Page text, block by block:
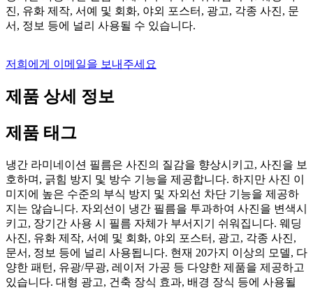
진, 유화 제작, 서예 및 회화, 야외 포스터, 광고, 각종 사진, 문
서, 정보 등에 널리 사용될 수 있습니다.
저희에게 이메일을 보내주세요
제품 상세 정보
제품 태그
냉간 라미네이션 필름은 사진의 질감을 향상시키고, 사진을 보
호하며, 긁힘 방지 및 방수 기능을 제공합니다. 하지만 사진 이
미지에 높은 수준의 부식 방지 및 자외선 차단 기능을 제공하
지는 않습니다. 자외선이 냉간 필름을 투과하여 사진을 변색시
키고, 장기간 사용 시 필름 자체가 부서지기 쉬워집니다. 웨딩
사진, 유화 제작, 서예 및 회화, 야외 포스터, 광고, 각종 사진,
문서, 정보 등에 널리 사용됩니다. 현재 20가지 이상의 모델, 다
양한 패턴, 유광/무광, 레이저 가공 등 다양한 제품을 제공하고
있습니다. 대형 광고, 건축 장식 효과, 배경 장식 등에 사용될